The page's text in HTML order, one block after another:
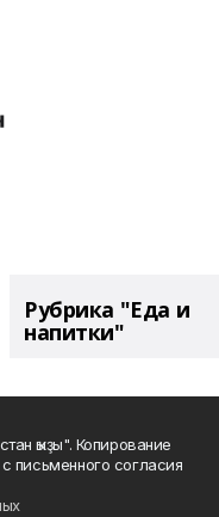
Рубрика "Еда и
напитки"
ҡыҙы". Копирование
письменного согласия